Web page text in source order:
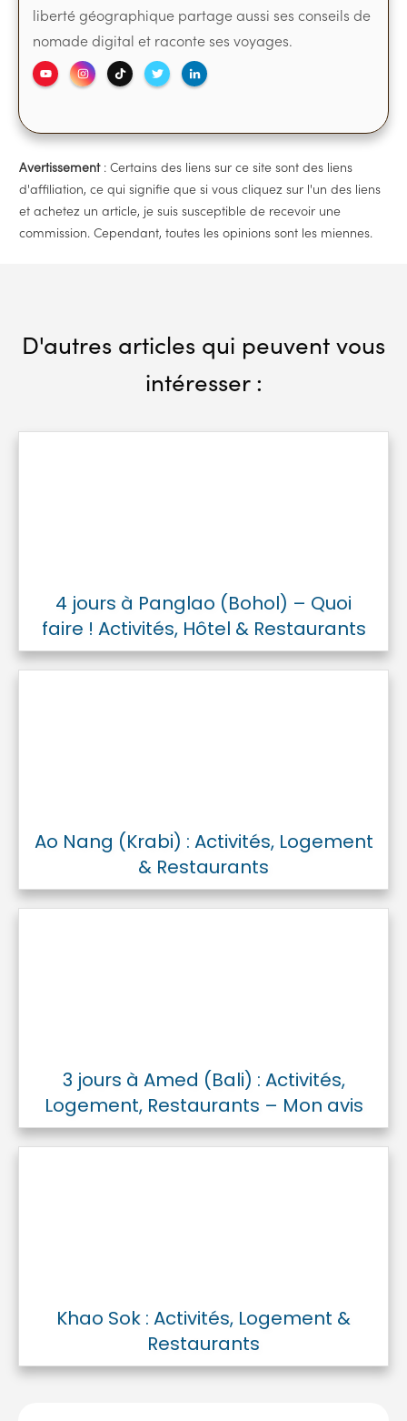
liberté géographique partage aussi ses conseils de
nomade digital et raconte ses voyages.
Avertissement : Certains des liens sur ce site sont des liens
d'affiliation, ce qui signifie que si vous cliquez sur l'un des liens
et achetez un article, je suis susceptible de recevoir une
commission. Cependant, toutes les opinions sont les miennes.
D'autres articles qui peuvent vous
intéresser :
4 jours à Panglao (Bohol) – Quoi
faire ! Activités, Hôtel & Restaurants
Ao Nang (Krabi) : Activités, Logement
& Restaurants
3 jours à Amed (Bali) : Activités,
Logement, Restaurants – Mon avis
Khao Sok : Activités, Logement &
Restaurants